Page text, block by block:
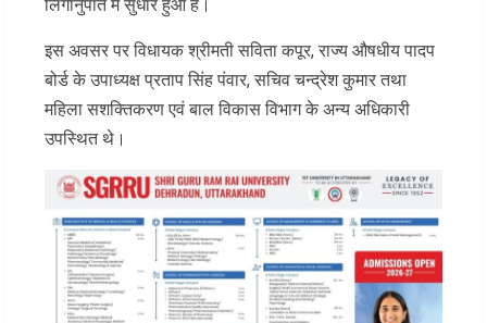
लिंगानुपात में सुधार हुआ है।
इस अवसर पर विधायक श्रीमती सविता कपूर, राज्य औषधीय पादप
बोर्ड के उपाध्यक्ष प्रताप सिंह पंवार, सचिव चन्द्रेश कुमार तथा
महिला सशक्तिकरण एवं बाल विकास विभाग के अन्य अधिकारी
उपस्थित थे।